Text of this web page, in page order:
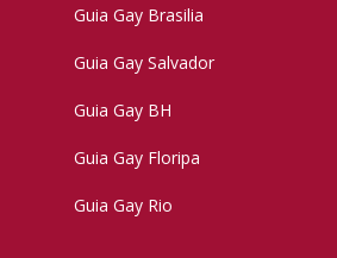
Guia Gay Brasilia
Guia Gay Salvador
Guia Gay BH
Guia Gay Floripa
Guia Gay Rio